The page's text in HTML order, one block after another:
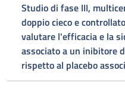
Studio di fase III,
doppio cieco e
valutare l'efficacia e la
associato a un inibitore
rispetto al placebo